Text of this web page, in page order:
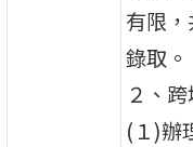
有限
錄取。
２、
(１)辦